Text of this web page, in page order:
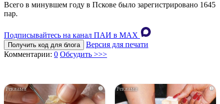
Всего в минувшем году в Пскове было зарегистрировано 1645
пар.
Подписывайтесь на канал ПАИ в MAХ
Получить код для блога
Версия для печати
Комментарии: 0 Обсудить >>>
i i